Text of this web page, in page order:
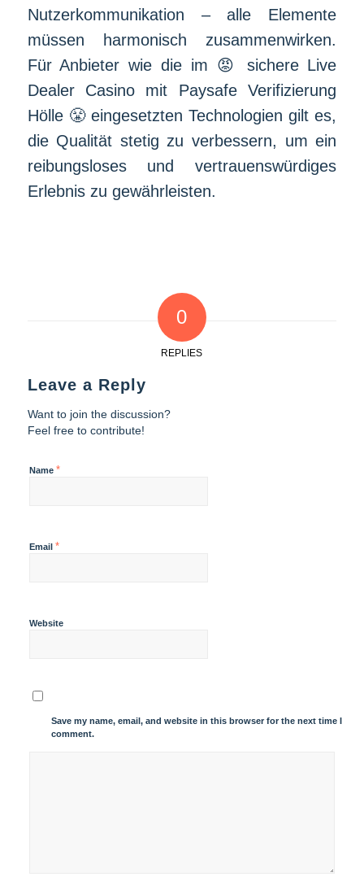
Nutzerkommunikation – alle Elemente
müssen harmonisch zusammenwirken.
Für Anbieter wie die im 😡 sichere Live
Dealer Casino mit Paysafe Verifizierung
Hölle 😤 eingesetzten Technologien gilt es,
die Qualität stetig zu verbessern, um ein
reibungsloses und vertrauenswürdiges
Erlebnis zu gewährleisten.
0
REPLIES
Leave a Reply
Want to join the discussion?
Feel free to contribute!
Name *
Email *
Website
Save my name, email, and website in this browser for the next time I
comment.